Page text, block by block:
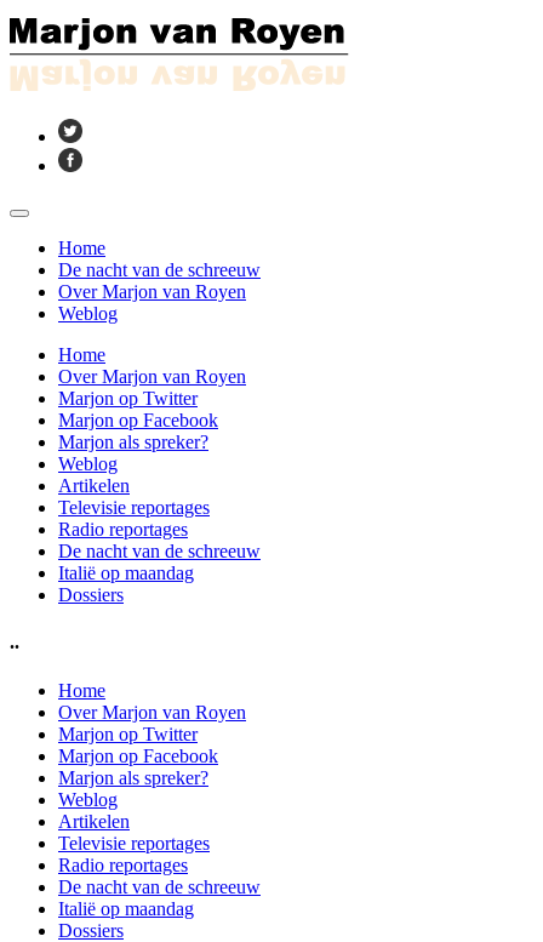
Home
De nacht van de schreeuw
Over Marjon van Royen
Weblog
Home
Over Marjon van Royen
Marjon op Twitter
Marjon op Facebook
Marjon als spreker?
Weblog
Artikelen
Televisie reportages
Radio reportages
De nacht van de schreeuw
Italië op maandag
Dossiers
..
Home
Over Marjon van Royen
Marjon op Twitter
Marjon op Facebook
Marjon als spreker?
Weblog
Artikelen
Televisie reportages
Radio reportages
De nacht van de schreeuw
Italië op maandag
Dossiers